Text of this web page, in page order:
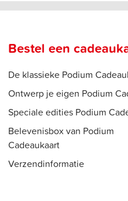
Bestel een
De klassieke Podium
Ontwerp je eigen Podium
Speciale edities Podium
Belevenisbox van Podium
Cadeaukaart
Verzendinformatie